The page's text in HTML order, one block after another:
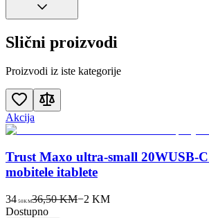
Slični proizvodi
Proizvodi iz iste kategorije
Akcija
Trust Maxo ultra-small 20WUSB-
mobitele itablete
34 50KM36,50 KM−2 KM
Dostupno